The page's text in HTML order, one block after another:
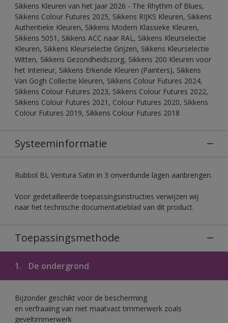
Sikkens Kleuren van het Jaar 2026 - The Rhythm of Blues,
Sikkens Colour Futures 2025, Sikkens RIJKS Kleuren, Sikkens
Authentieke Kleuren, Sikkens Modern Klassieke Kleuren,
Sikkens 5051, Sikkens ACC naar RAL, Sikkens Kleurselectie
Kleuren, Sikkens Kleurselectie Grijzen, Sikkens Kleurselectie
Witten, Sikkens Gezondheidszorg, Sikkens 200 Kleuren voor
het Interieur, Sikkens Erkende Kleuren (Painters), Sikkens
Van Gogh Collectie kleuren, Sikkens Colour Futures 2024,
Sikkens Colour Futures 2023, Sikkens Colour Futures 2022,
Sikkens Colour Futures 2021, Colour Futures 2020, Sikkens
Colour Futures 2019, Sikkens Colour Futures 2018
Systeeminformatie
Rubbol BL Ventura Satin in 3 onverdunde lagen aanbrengen.
Voor gedetailleerde toepassingsinstructies verwijzen wij
naar het technische documentatieblad van dit product.
Toepassingsmethode
1. De ondergrond
Bijzonder geschikt voor de bescherming
en verfraaiing van niet maatvast timmerwerk zoals
geveltimmerwerk